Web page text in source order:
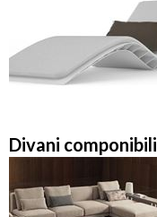
Divani componibili